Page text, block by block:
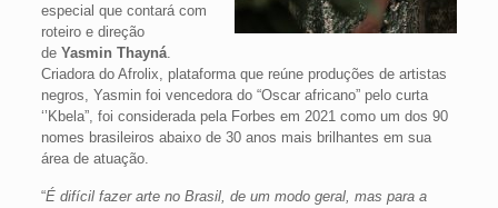
especial que contará com
roteiro e direção
de Yasmin Thayná.
Criadora do Afrolix, plataforma que reúne produções de artistas
negros, Yasmin foi vencedora do “Oscar africano” pelo curta
‘’Kbela”, foi considerada pela Forbes em 2021 como um dos 90
nomes brasileiros abaixo de 30 anos mais brilhantes em sua
área de atuação.
“É difícil fazer arte no Brasil, de um modo geral, mas para a